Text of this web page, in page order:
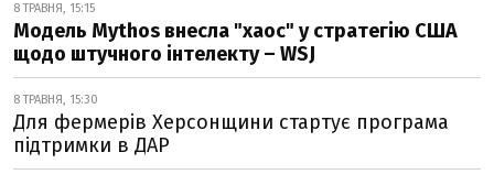
8 ТРАВНЯ, 15:15
Модель Mythos внесла "хаос" у стратегію США
щодо штучного інтелекту – WSJ
8 ТРАВНЯ, 15:30
Для фермерів Херсонщини стартує програма
підтримки в ДАР